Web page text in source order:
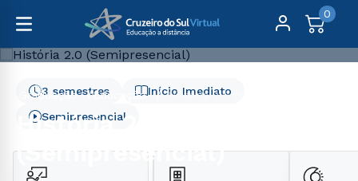
0
Graduação Educação História 2.0 (Semipresencial)
História 2.0
(Semipresencial)
Início Imediato
3 semestres
Semipresencial